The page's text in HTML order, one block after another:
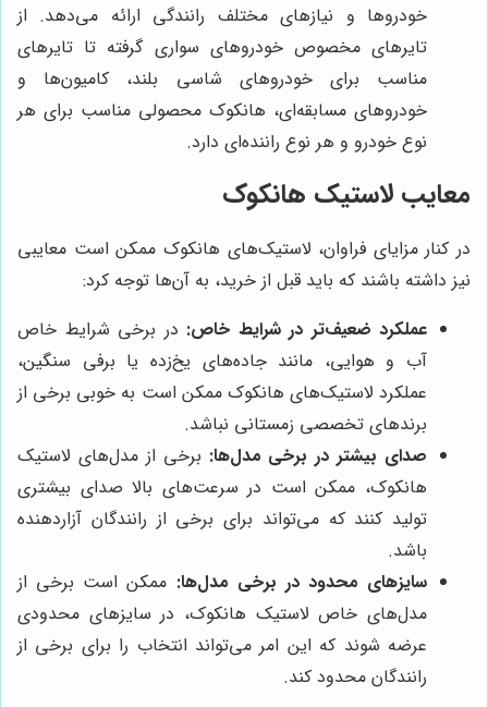
خودروها و نیازهای مختلف رانندگی ارائه می‌دهد. از
تایرهای مخصوص خودروهای سواری گرفته تا تایرهای
مناسب برای خودروهای شاسی بلند، کامیون‌ها و
خودروهای مسابقه‌ای، هانکوک محصولی مناسب برای هر
نوع خودرو و هر نوع راننده‌ای دارد.
معایب لاستیک هانکوک
در کنار مزایای فراوان، لاستیک‌های هانکوک ممکن است معایبی
نیز داشته باشند که باید قبل از خرید، به آن‌ها توجه کرد:
عملکرد ضعیف‌تر در شرایط خاص: در برخی شرایط خاص
آب و هوایی، مانند جاده‌های یخ‌زده یا برفی سنگین،
عملکرد لاستیک‌های هانکوک ممکن است به خوبی برخی از
برندهای تخصصی زمستانی نباشد.
صدای بیشتر در برخی مدل‌ها: برخی از مدل‌های لاستیک
هانکوک، ممکن است در سرعت‌های بالا صدای بیشتری
تولید کنند که می‌تواند برای برخی از رانندگان آزاردهنده
باشد.
سایزهای محدود در برخی مدل‌ها: ممکن است برخی از
مدل‌های خاص لاستیک هانکوک، در سایزهای محدودی
عرضه شوند که این امر می‌تواند انتخاب را برای برخی از
رانندگان محدود کند.